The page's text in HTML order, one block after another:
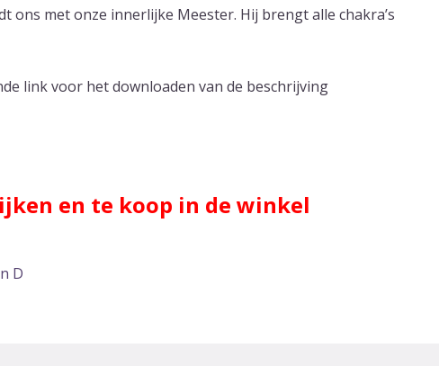
ons met onze innerlijke Meester. Hij brengt alle chakra’s
link voor het downloaden van de beschrijving
en te koop in de winkel
D